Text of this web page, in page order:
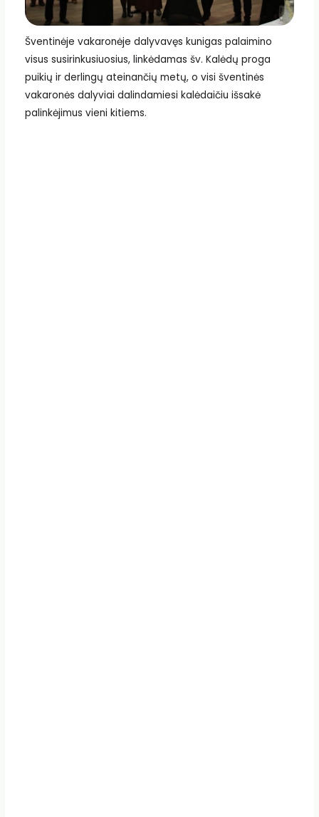
Šventinėje vakaronėje dalyvavęs kunigas palaimino
visus susirinkusiuosius, linkėdamas šv. Kalėdų proga
puikių ir derlingų ateinančių metų, o visi šventinės
vakaronės dalyviai dalindamiesi kalėdaičiu išsakė
palinkėjimus vieni kitiems.